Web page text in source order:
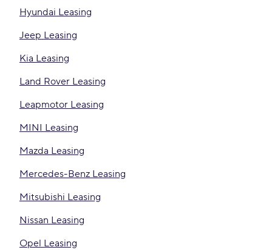
Hyundai Leasing
Jeep Leasing
Kia Leasing
Land Rover Leasing
Leapmotor Leasing
MINI Leasing
Mazda Leasing
Mercedes-Benz Leasing
Mitsubishi Leasing
Nissan Leasing
Opel Leasing